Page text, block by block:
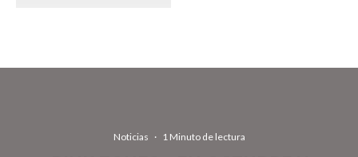
Noticias · 1 Minuto de lectura